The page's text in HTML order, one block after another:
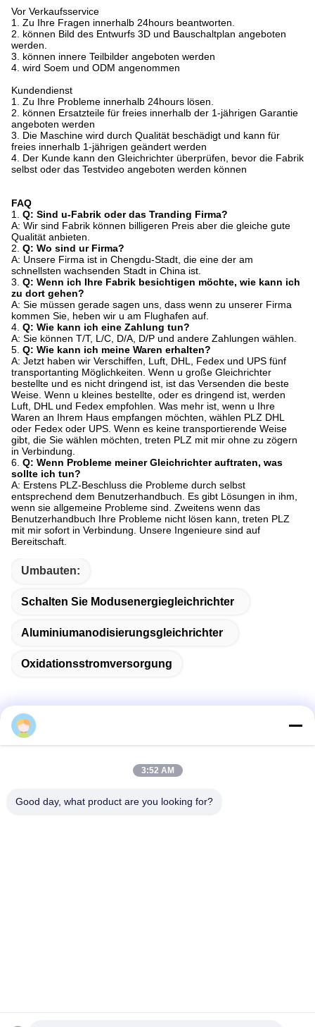
Vor Verkaufsservice
1. Zu Ihre Fragen innerhalb 24hours beantworten.
2. können Bild des Entwurfs 3D und Bauschaltplan angeboten
werden.
3. können innere Teilbilder angeboten werden
4. wird Soem und ODM angenommen
Kundendienst
1. Zu Ihre Probleme innerhalb 24hours lösen.
2. können Ersatzteile für freies innerhalb der 1-jährigen Garantie
angeboten werden
3. Die Maschine wird durch Qualität beschädigt und kann für
freies innerhalb 1-jährigen geändert werden
4. Der Kunde kann den Gleichrichter überprüfen, bevor die Fabrik
selbst oder das Testvideo angeboten werden können
FAQ
1. Q: Sind u-Fabrik oder das Tranding Firma?
A: Wir sind Fabrik können billigeren Preis aber die gleiche gute
Qualität anbieten.
2. Q: Wo sind ur Firma?
A: Unsere Firma ist in Chengdu-Stadt, die eine der am
schnellsten wachsenden Stadt in China ist.
3. Q: Wenn ich Ihre Fabrik besichtigen möchte, wie kann ich
zu dort gehen?
A: Sie müssen gerade sagen uns, dass wenn zu unserer Firma
kommen Sie, heben wir u am Flughafen auf.
4. Q: Wie kann ich eine Zahlung tun?
A: Sie können T/T, L/C, D/A, D/P und andere Zahlungen wählen.
5. Q: Wie kann ich meine Waren erhalten?
A: Jetzt haben wir Verschiffen, Luft, DHL, Fedex und UPS fünf
transportanting Möglichkeiten. Wenn u große Gleichrichter
bestellte und es nicht dringend ist, ist das Versenden die beste
Weise. Wenn u kleines bestellte, oder es dringend ist, werden
Luft, DHL und Fedex empfohlen. Was mehr ist, wenn u Ihre
Waren an Ihrem Haus empfangen möchten, wählen PLZ DHL
oder Fedex oder UPS. Wenn es keine transportierende Weise
gibt, die Sie wählen möchten, treten PLZ mit mir ohne zu zögern
in Verbindung.
6. Q: Wenn Probleme meiner Gleichrichter auftraten, was
sollte ich tun?
A: Erstens PLZ-Beschluss die Probleme durch selbst
entsprechend dem Benutzerhandbuch. Es gibt Lösungen in ihm,
wenn sie allgemeine Probleme sind. Zweitens wenn das
Benutzerhandbuch Ihre Probleme nicht lösen kann, treten PLZ
mit mir sofort in Verbindung. Unsere Ingenieure sind auf
Bereitschaft.
Umbauten:
Schalten Sie Modusenergiegleichrichter
Aluminiumanodisierungsgleichrichter
Oxidationsstromversorgung
Nr. 327, Xingye-Straße, Industrie-Ostbereich, Xindu,
3:52 AM
Good day, what product are you looking for?